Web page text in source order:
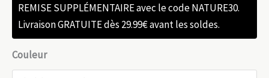
REMISE SUPPLÉMENTAIRE avec le code NATURE30.
Livraison GRATUITE dès 29.99€ avant les soldes.
Couleur